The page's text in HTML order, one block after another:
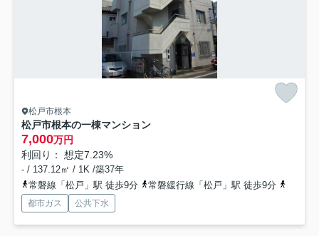
松戸市根本
松戸市根本の一棟マンション
7,000万円
利回り： 想定7.23%
- / 137.12㎡ / 1K /築37年
常磐線「松戸」駅 徒歩9分
常磐緩行線「松戸」駅 徒歩9分
都市ガス 公共下水